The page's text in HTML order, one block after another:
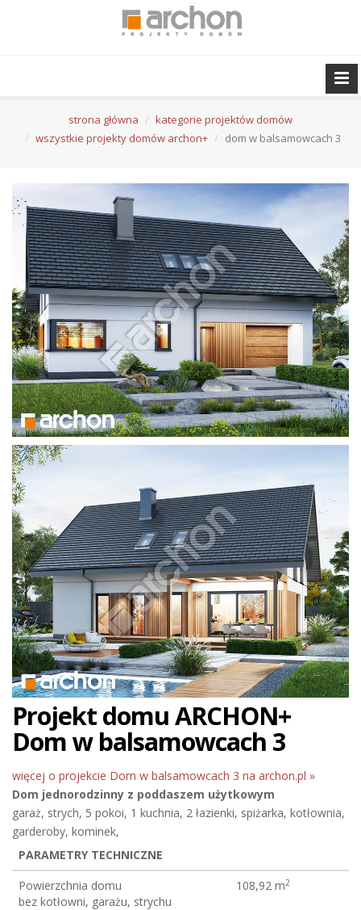
strona główna
kategorie projektów domów
wszystkie projekty domów archon+
dom w balsamowcach 3
Projekt domu ARCHON+
Dom w balsamowcach 3
więcej o projekcie Dom w balsamowcach 3 na archon.pl »
Dom jednorodzinny z poddaszem użytkowym
garaż, strych, 5 pokoi, 1 kuchnia, 2 łazienki, spiżarka, kotłownia,
garderoby, kominek,
PARAMETRY TECHNICZNE
Powierzchnia domu
bez kotłowni, garażu, strychu
108,92 m2